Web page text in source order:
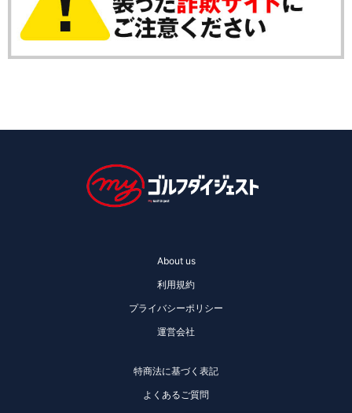
About us
利用規約
プライバシーポリシー
運営会社
特商法に基づく表記
よくあるご質問